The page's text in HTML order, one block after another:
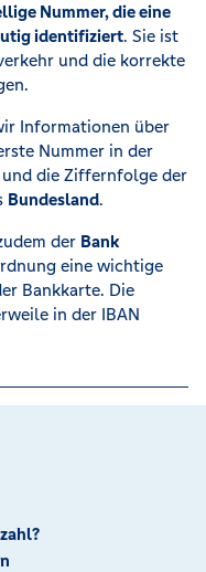
Nummer, die eine
identifiziert. Sie ist
und die korrekte
Informationen über
Nummer in der
die Ziffernfolge der
Bundesland.
der Bank
eine wichtige
Bankkarte. Die
in der IBAN